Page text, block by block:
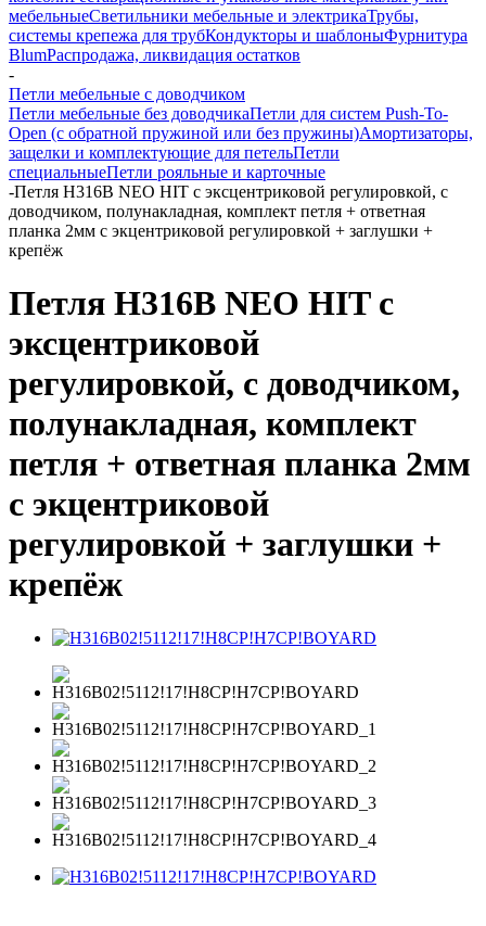
мебельныеСветильники мебельные и электрикаТрубы,
системы крепежа для трубКондукторы и шаблоныФурнитура
BlumРаспродажа, ликвидация остатков
-
Петли мебельные с доводчиком
Петли мебельные без доводчикаПетли для систем Push-To-
Open (с обратной пружиной или без пружины)Амортизаторы,
защелки и комплектующие для петельПетли
специальныеПетли рояльные и карточные
-Петля H316B NEO HIT с эксцентриковой регулировкой, с
доводчиком, полунакладная, комплект петля + ответная
планка 2мм с экцентриковой регулировкой + заглушки +
крепёж
Петля H316B NEO HIT с
эксцентриковой
регулировкой, с доводчиком,
полунакладная, комплект
петля + ответная планка 2мм
с экцентриковой
регулировкой + заглушки +
крепёж